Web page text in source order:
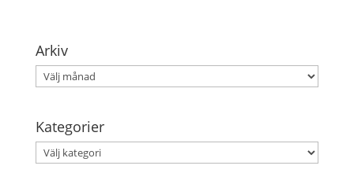
Arkiv
Arkiv
Kategorier
Kategorier